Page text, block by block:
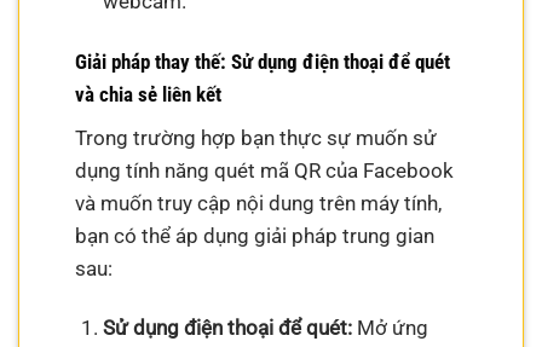
Giải pháp thay thế: Sử dụng điện thoại để quét
và chia sẻ liên kết
Trong trường hợp bạn thực sự muốn sử
dụng tính năng quét mã QR của Facebook
và muốn truy cập nội dung trên máy tính,
bạn có thể áp dụng giải pháp trung gian
sau:
Sử dụng điện thoại để quét:Mở ứng